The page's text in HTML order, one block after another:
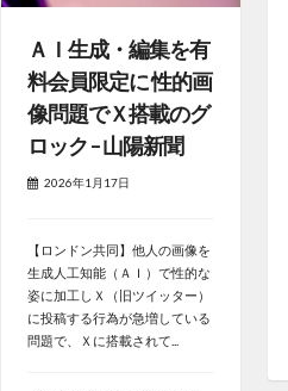
ＡＩ生成・編集を有
料会員限定に 性的画
像問題でＸ搭載のグ
ロック – 山陽新聞
2026年1月17日
【ロンドン共同】他人の画像を
生成人工知能（ＡＩ）で性的な
姿に加工しＸ（旧ツイッター）
に投稿する行為が急増している
問題で、Ｘに搭載されて...